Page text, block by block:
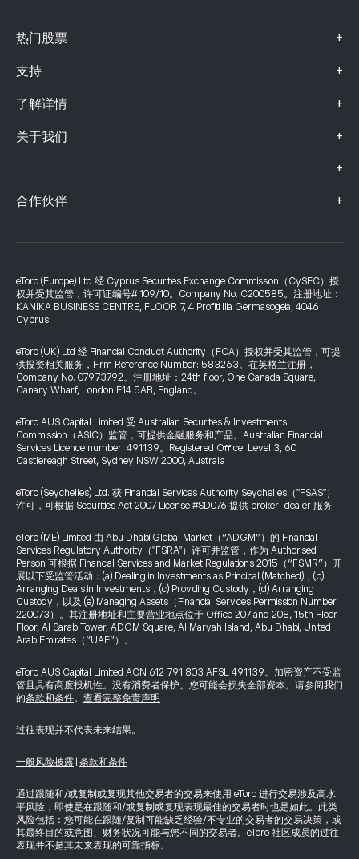
热门股票 +
支持 +
了解详情 +
关于我们 +
+
合作伙伴 +
eToro (Europe) Ltd 经 Cyprus Securities Exchange Commission（CySEC）授
权并受其监管，许可证编号# 109/10。Company No. C200585。注册地址：
KANIKA BUSINESS CENTRE, FLOOR 7, 4 Profiti Ilia Germasogeia, 4046
Cyprus
eToro (UK) Ltd 经 Financial Conduct Authority（FCA）授权并受其监管，可提
供投资相关服务，Firm Reference Number: 583263。在英格兰注册，
Company No. 07973792。注册地址：24th floor, One Canada Square,
Canary Wharf, London E14 5AB, England。
eToro AUS Capital Limited 受 Australian Securities & Investments
Commission（ASIC）监管，可提供金融服务和产品。Australian Financial
Services Licence number: 491139。Registered Office: Level 3, 60
Castlereagh Street, Sydney NSW 2000, Australia
eToro (Seychelles) Ltd. 获 Financial Services Authority Seychelles（"FSAS"）
许可，可根据 Securities Act 2007 License #SD076 提供 broker-dealer 服务
eToro (ME) Limited 由 Abu Dhabi Global Market（“ADGM”）的 Financial
Services Regulatory Authority（"FSRA"）许可并监管，作为 Authorised
Person 可根据 Financial Services and Market Regulations 2015（“FSMR”）开
展以下受监管活动：(a) Dealing in Investments as Principal (Matched)，(b)
Arranging Deals in Investments，(c) Providing Custody，(d) Arranging
Custody，以及 (e) Managing Assets（Financial Services Permission Number
220073）。其注册地址和主要营业地点位于 Office 207 and 208, 15th Floor
Floor, Al Sarab Tower, ADGM Square, Al Maryah Island, Abu Dhabi, United
Arab Emirates（“UAE”）。
eToro AUS Capital Limited ACN 612 791 803 AFSL 491139。加密资产不受监
管且具有高度投机性。没有消费者保护。您可能会损失全部资本。请参阅我们
的条款和条件。 查看完整免责声明
过往表现并不代表未来结果。
一般风险披露 条款和条件
通过跟随和/或复制或复现其他交易者的交易来使用 eToro 进行交易涉及高水
平风险，即使是在跟随和/或复制或复现表现最佳的交易者时也是如此。此类
风险包括：您可能在跟随/复制可能缺乏经验/不专业的交易者的交易决策，或
其最终目的或意图、财务状况可能与您不同的交易者。eToro 社区成员的过往
表现并不是其未来表现的可靠指标。